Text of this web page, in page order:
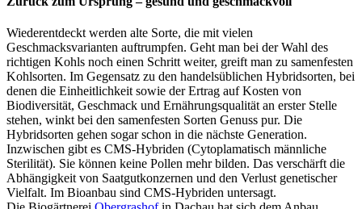
Wiederentdeckt werden alte Sorte, die mit vielen
Geschmacksvarianten auftrumpfen. Geht man bei der Wahl des
richtigen Kohls noch einen Schritt weiter, greift man zu samenfesten
Kohlsorten. Im Gegensatz zu den handelsüblichen Hybridsorten, bei
denen die Einheitlichkeit sowie der Ertrag auf Kosten von
Biodiversität, Geschmack und Ernährungsqualität an erster Stelle
stehen, winkt bei den samenfesten Sorten Genuss pur. Die
Hybridsorten gehen sogar schon in die nächste Generation.
Inzwischen gibt es CMS-Hybriden (Cytoplamatisch männliche
Sterilität). Sie können keine Pollen mehr bilden. Das verschärft die
Abhängigkeit von Saatgutkonzernen und den Verlust genetischer
Vielfalt. Im Bioanbau sind CMS-Hybriden untersagt.